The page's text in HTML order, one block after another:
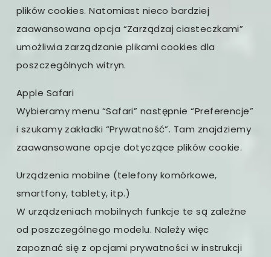
plików cookies. Natomiast nieco bardziej
zaawansowana opcja “Zarządzaj ciasteczkami”
umożliwia zarządzanie plikami cookies dla
poszczególnych witryn.
Apple Safari
Wybieramy menu “Safari” następnie “Preferencje”
i szukamy zakładki “Prywatność”. Tam znajdziemy
zaawansowane opcje dotyczące plików cookie.
Urządzenia mobilne (telefony komórkowe,
smartfony, tablety, itp.)
W urządzeniach mobilnych funkcje te są zależne
od poszczególnego modelu. Należy więc
zapoznać się z opcjami prywatności w instrukcji